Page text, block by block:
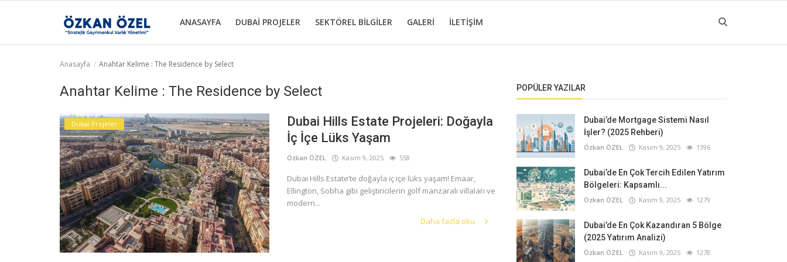
ANASAYFA DUBAI PROJELER SEKTÖREL BILGILER GALERI İLETIŞIM
Sektörel Bilgiler
Anasayfa Anahtar Kelime : The Residence by Select
Anahtar Kelime : The Residence by Select
Dubai Projeler
Dubai Hills Estate Projeleri: Doğayla
İç İçe Lüks Yaşam
Özkan ÖZEL Kasım 9, 2025 558
Dubai Hills Estate’te doğayla iç içe lüks yaşam! Emaar,
Ellington, Sobha gibi geliştiricilerin golf manzaralı villaları ve
modern...
Daha fazla oku
POPÜLER YAZILAR
Dubai’de Mortgage Sistemi Nasıl
İşler? (2025 Rehberi)
Özkan ÖZEL Kasım 9, 2025 1396
Dubai’de En Çok Tercih Edilen Yatırım
Bölgeleri: Kapsamlı...
Özkan ÖZEL Kasım 9, 2025 1279
Dubai’de En Çok Kazandıran 5 Bölge
(2025 Yatırım Analizi)
Özkan ÖZEL Kasım 9, 2025 1278